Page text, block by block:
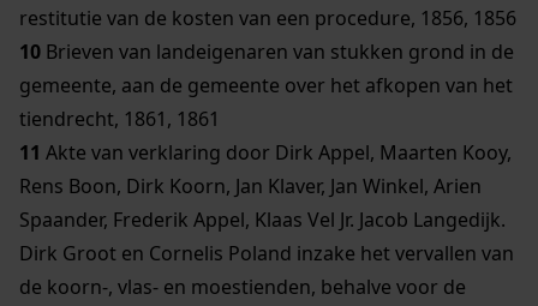
restitutie van de kosten van een procedure, 1856, 1856
10 Brieven van landeigenaren van stukken grond in de
gemeente, aan de gemeente over het afkopen van het
tiendrecht, 1861, 1861
11 Akte van verklaring door Dirk Appel, Maarten Kooy,
Rens Boon, Dirk Koorn, Jan Klaver, Jan Winkel, Arien
Spaander, Frederik Appel, Klaas Vel Jr. Jacob Langedijk.
Dirk Groot en Cornelis Poland inzake het vervallen van
de koorn-, vlas- en moestienden, behalve voor de